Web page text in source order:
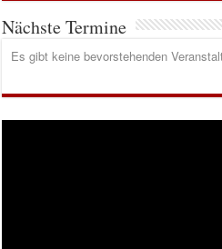
Nächste Termine
Es gibt keine bevorstehenden